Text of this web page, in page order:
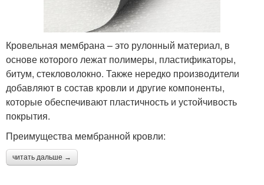
Кровельная мембрана – это рулонный материал, в
основе которого лежат полимеры, пластификаторы,
битум, стекловолокно. Также нередко производители
добавляют в состав кровли и другие компоненты,
которые обеспечивают пластичность и устойчивость
покрытия.
Преимущества мембранной кровли:
читать дальше →